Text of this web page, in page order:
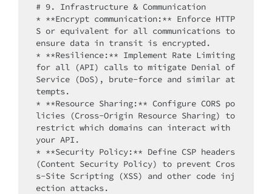
# 9. Infrastructure & Communication
* **Encrypt communication:** Enforce HTTP
S or equivalent for all communications to
ensure data in transit is encrypted.
* **Resilience:** Implement Rate Limiting
for all (API) calls to mitigate Denial of
Service (DoS), brute-force and similar at
tempts.
* **Resource Sharing:** Configure CORS po
licies (Cross-Origin Resource Sharing) to
restrict which domains can interact with
your API.
* **Security Policy:** Define CSP headers
(Content Security Policy) to prevent Cros
s-Site Scripting (XSS) and other code inj
ection attacks.